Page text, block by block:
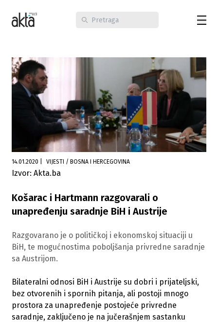
14.01.2020 VIJESTI / BOSNA I HERCEGOVINA
Izvor: Akta.ba
Košarac i Hartmann razgovarali o
unapređenju saradnje BiH i Austrije
Razgovarano je o političkoj i ekonomskoj situaciji u
BiH, te mogućnostima poboljšanja privredne saradnje
sa Austrijom.
Bilateralni odnosi BiH i Austrije su dobri i prijateljski,
bez otvorenih i spornih pitanja, ali postoji mnogo
prostora za unapređenje postojeće privredne
saradnje, zaključeno je na jučerašnjem sastanku